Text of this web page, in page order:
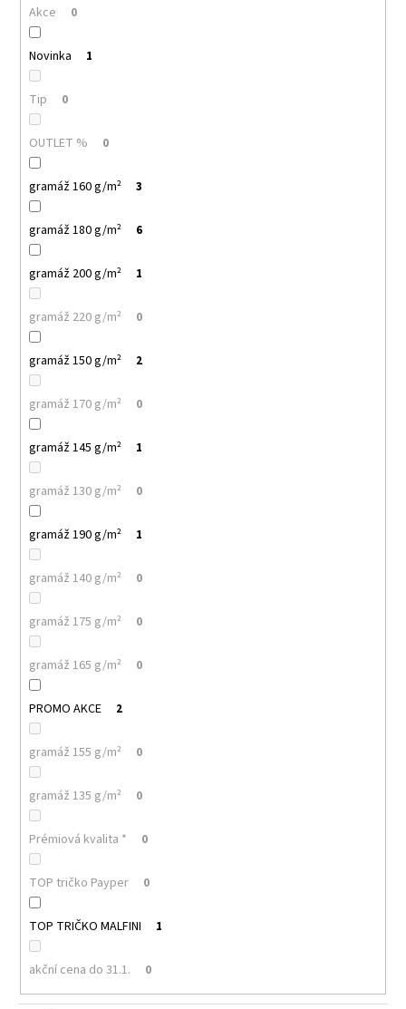
Akce 0
Novinka 1
Tip 0
OUTLET % 0
gramáž 160 g/m² 3
gramáž 180 g/m² 6
gramáž 200 g/m² 1
gramáž 220 g/m² 0
gramáž 150 g/m² 2
gramáž 170 g/m² 0
gramáž 145 g/m² 1
gramáž 130 g/m² 0
gramáž 190 g/m² 1
gramáž 140 g/m² 0
gramáž 175 g/m² 0
gramáž 165 g/m² 0
PROMO AKCE 2
gramáž 155 g/m² 0
gramáž 135 g/m² 0
Prémiová kvalita * 0
TOP tričko Payper 0
TOP TRIČKO MALFINI 1
akční cena do 31.1. 0
m
MULTIFUNKČNÍ
ŠÁTEK
NANUK
32
Kč